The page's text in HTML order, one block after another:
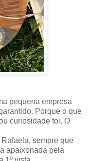
pequena empresa
Porque o que
curiosidade foi. O
sempre que
apaixonada pela